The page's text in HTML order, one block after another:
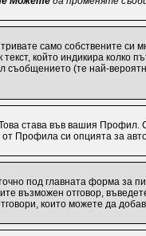
само собствените
който индикира
съобщението (те най-
става във вашия
Профила си опцията за
под главната форма за
възможен отговор,
които можете да